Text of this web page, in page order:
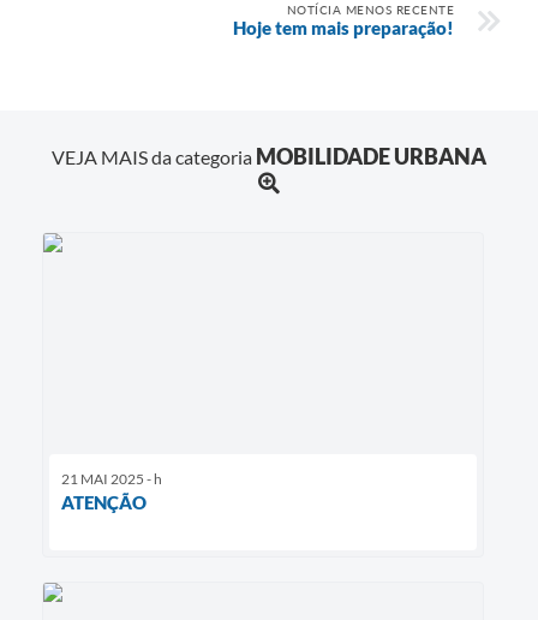
NOTÍCIA MENOS RECENTE
Hoje tem mais preparação!
VEJA MAIS da categoria MOBILIDADE URBANA
21 MAI 2025 - h
ATENÇÃO